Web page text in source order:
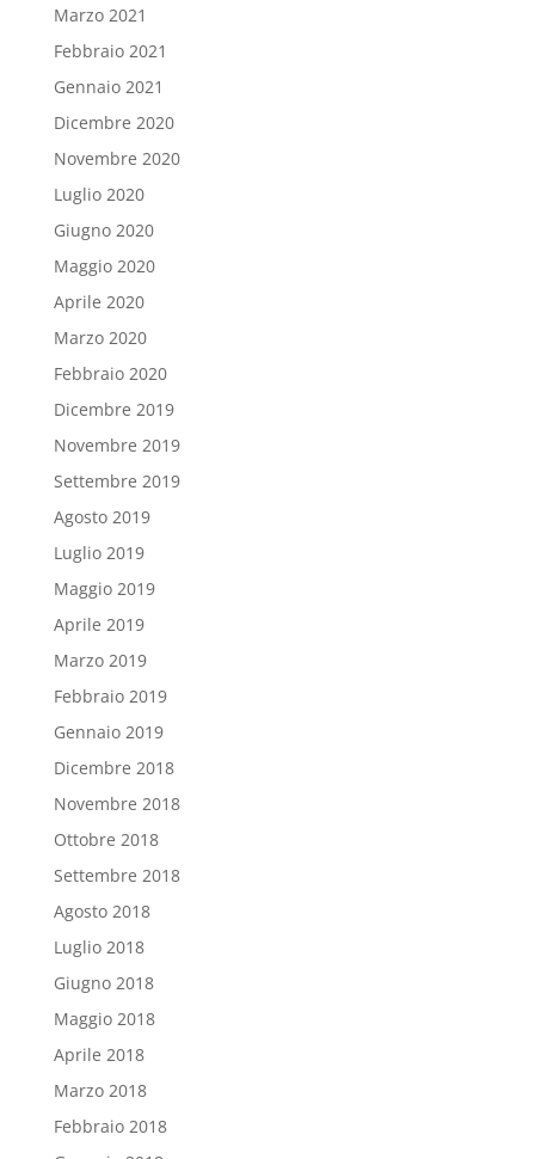
Marzo 2021
Febbraio 2021
Gennaio 2021
Dicembre 2020
Novembre 2020
Luglio 2020
Giugno 2020
Maggio 2020
Aprile 2020
Marzo 2020
Febbraio 2020
Dicembre 2019
Novembre 2019
Settembre 2019
Agosto 2019
Luglio 2019
Maggio 2019
Aprile 2019
Marzo 2019
Febbraio 2019
Gennaio 2019
Dicembre 2018
Novembre 2018
Ottobre 2018
Settembre 2018
Agosto 2018
Luglio 2018
Giugno 2018
Maggio 2018
Aprile 2018
Marzo 2018
Febbraio 2018